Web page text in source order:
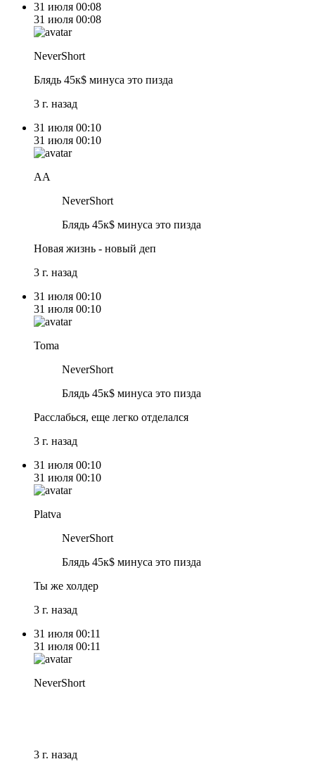
31 июля 00:08
31 июля 00:08
NeverShort
Блядь 45к$ минуса это пизда
3 г. назад
31 июля 00:10
31 июля 00:10
AА
NeverShort
Блядь 45к$ минуса это пизда
Новая жизнь - новый деп
3 г. назад
31 июля 00:10
31 июля 00:10
Toma
NeverShort
Блядь 45к$ минуса это пизда
Расслабься, еще легко отделался
3 г. назад
31 июля 00:10
31 июля 00:10
Platva
NeverShort
Блядь 45к$ минуса это пизда
Ты же холдер
3 г. назад
31 июля 00:11
31 июля 00:11
NeverShort
3 г. назад